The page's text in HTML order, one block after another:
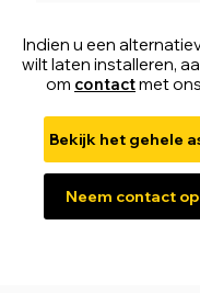
Indien u een
wilt laten installeren,
om contactmet
Bekijk het gehele
Neem contact